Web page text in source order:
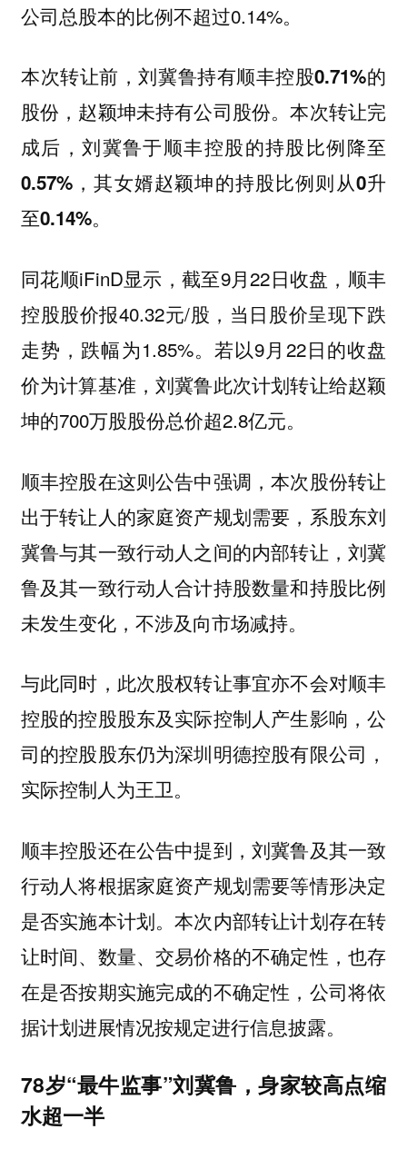
公司总股本的比例不超过0.14%。
本次转让前，刘冀鲁持有顺丰控股0.71%的
股份，赵颖坤未持有公司股份。本次转让完
成后，刘冀鲁于顺丰控股的持股比例降至
0.57%，其女婿赵颖坤的持股比例则从0升
至0.14%。
同花顺iFinD显示，截至9月22日收盘，顺丰
控股股价报40.32元/股，当日股价呈现下跌
走势，跌幅为1.85%。若以9月22日的收盘
价为计算基准，刘冀鲁此次计划转让给赵颖
坤的700万股股份总价超2.8亿元。
顺丰控股在这则公告中强调，本次股份转让
出于转让人的家庭资产规划需要，系股东刘
冀鲁与其一致行动人之间的内部转让，刘冀
鲁及其一致行动人合计持股数量和持股比例
未发生变化，不涉及向市场减持。
与此同时，此次股权转让事宜亦不会对顺丰
控股的控股股东及实际控制人产生影响，公
司的控股股东仍为深圳明德控股有限公司，
实际控制人为王卫。
顺丰控股还在公告中提到，刘冀鲁及其一致
行动人将根据家庭资产规划需要等情形决定
是否实施本计划。本次内部转让计划存在转
让时间、数量、交易价格的不确定性，也存
在是否按期实施完成的不确定性，公司将依
据计划进展情况按规定进行信息披露。
78岁“最牛监事”刘冀鲁，身家较高点缩
水超一半